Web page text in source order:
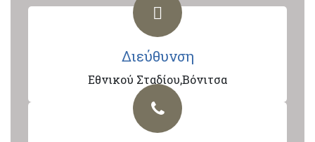
Διεύθυνση
Εθνικού Σταδίου,Βόνιτσα